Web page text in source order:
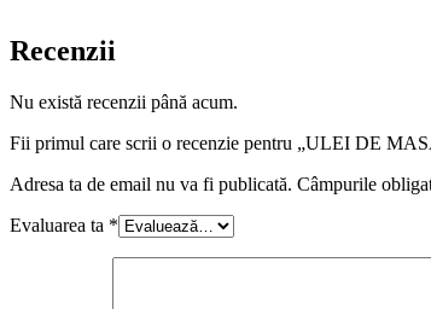
Recenzii
Nu există recenzii până acum.
Fii primul care scrii o recenzie pentru „ULEI DE
Adresa ta de email nu va fi publicată. Câmpurile
Evaluarea ta *